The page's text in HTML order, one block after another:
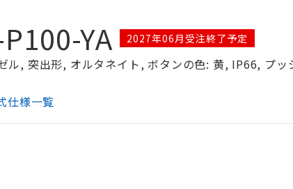
YA 2027年06月受注終了予定
ル, 突出形, オルタネイト, ボタンの色: 黄, IP66, プ
仕様一覧